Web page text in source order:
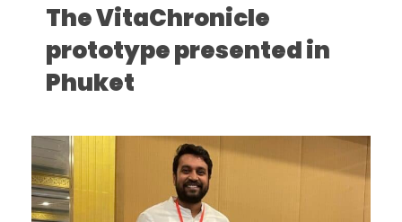
The VitaChronicle
prototype presented in
Phuket